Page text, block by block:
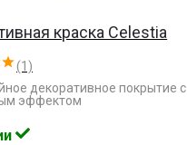
краска Celestia
(1)
декоративное покрытие с
эффектом